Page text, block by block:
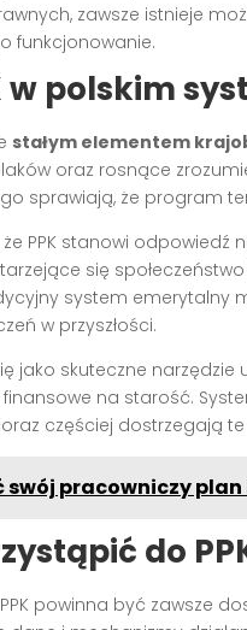
zawsze istnieje
funkcjonowanie.
w polskim
stałym elementem
oraz rosnące
sprawiają, że program
PPK stanowi
się
system emerytalny
w przyszłości.
jako skuteczne
na starość.
częściej dostrzegają te
swój pracowniczy
do
powinna być zawsze